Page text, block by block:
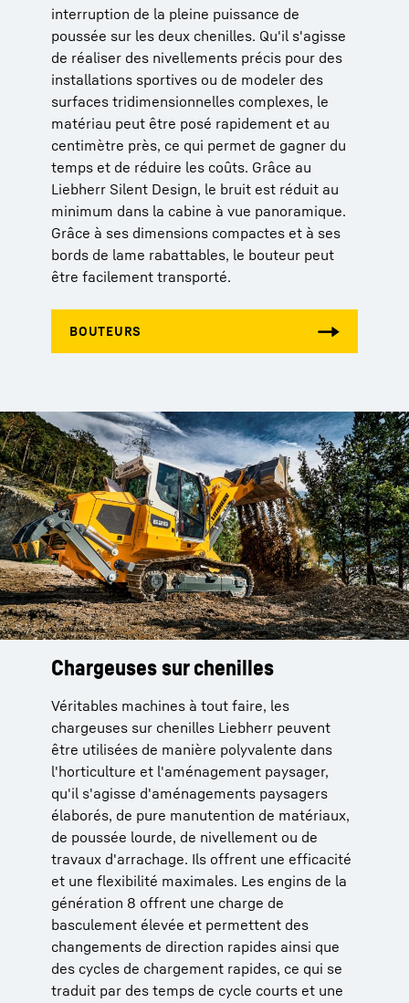
interruption de la pleine puissance de
poussée sur les deux chenilles. Qu'il s'agisse
de réaliser des nivellements précis pour des
installations sportives ou de modeler des
surfaces tridimensionnelles complexes, le
matériau peut être posé rapidement et au
centimètre près, ce qui permet de gagner du
temps et de réduire les coûts. Grâce au
Liebherr Silent Design, le bruit est réduit au
minimum dans la cabine à vue panoramique.
Grâce à ses dimensions compactes et à ses
bords de lame rabattables, le bouteur peut
être facilement transporté.
Chargeuses sur chenilles
Véritables machines à tout faire, les
chargeuses sur chenilles Liebherr peuvent
être utilisées de manière polyvalente dans
l'horticulture et l'aménagement paysager,
qu'il s'agisse d'aménagements paysagers
élaborés, de pure manutention de matériaux,
de poussée lourde, de nivellement ou de
travaux d'arrachage. Ils offrent une efficacité
et une flexibilité maximales. Les engins de la
génération 8 offrent une charge de
basculement élevée et permettent des
changements de direction rapides ainsi que
des cycles de chargement rapides, ce qui se
traduit par des temps de cycle courts et une